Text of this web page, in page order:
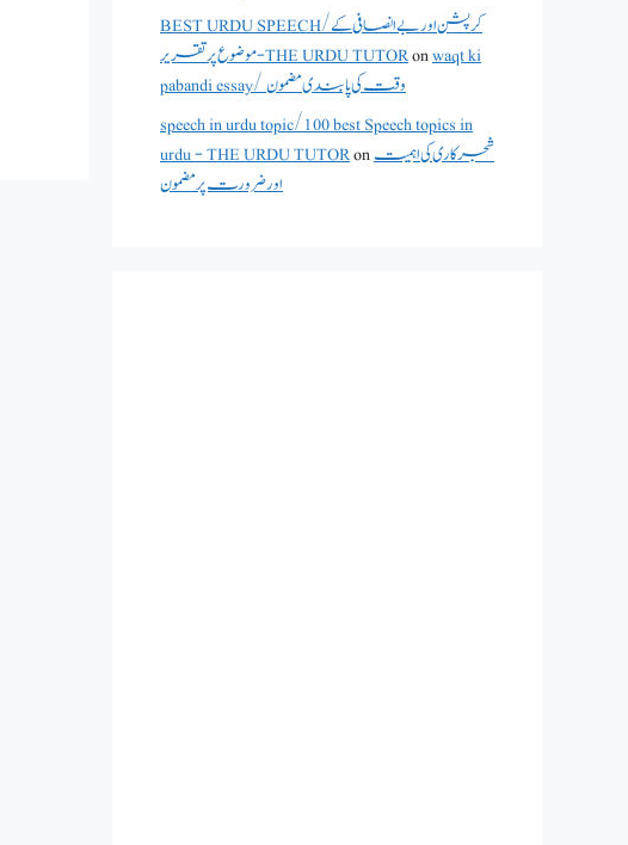
BEST URDU SPEECH/کرپشن اور بے انصافی کے
موضوع پر تقریر - THE URDU TUTORonwaqt ki
pabandi essay/ وقت کی پابندی مضمون
speech in urdu topic/100 best Speech topics in
urdu - THE URDU TUTORonشجرکاری کی اہمیت
اور ضرورت پر مضمون